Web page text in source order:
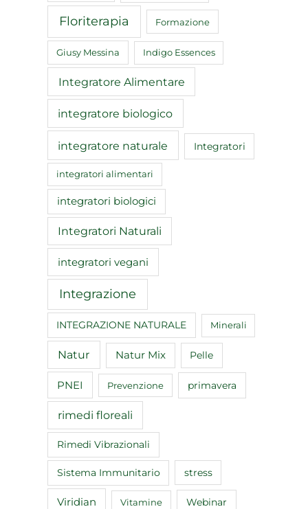
Floriterapia Formazione
Giusy Messina Indigo Essences
Integratore Alimentare
integratore biologico
integratore naturale Integratori
integratori alimentari
integratori biologici
Integratori Naturali
integratori vegani
Integrazione
INTEGRAZIONE NATURALE Minerali
Natur Natur Mix Pelle
PNEI Prevenzione primavera
rimedi floreali
Rimedi Vibrazionali
Sistema Immunitario stress
Viridian Vitamine Webinar